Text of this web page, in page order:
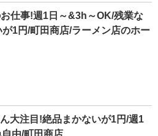
仕事!週1日～&3h～OK/残業な
1円/町田商店/ラーメン店のホー
大注目!絶品まかないが1円/週1